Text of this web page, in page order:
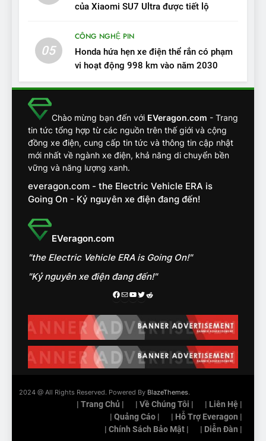
VinFast VF7 – Mẫu xe cá
ĐÁNH GIÁ XE
Chuyên gia tiết lộ bài test
đối về an toàn trên VinFast
VF8
ĐÁNH GIÁ XE
14
VinFast VF7 đang bỏ xa
như thế nào?
ĐÁNH GIÁ XE
15
trên ngàn dặm đường
CÔNG NGHỆ AI, TỰ LÁI, ADAS,
ROBOTAXI
ĐÁNH GIÁ XE
Chọn VinFast VF8 hay Santa
Fe, Fortuner ?
ĐÁNH GIÁ XE
Đánh giá nhanh Vinfast VF5
vừa ra mắt tại Việt Nam – có
gì đấu với đối thủ?
ĐÁNH GIÁ XE
của Xiaomi SU7 Ultra được tiết lộ
05
CÔNG NGHỆ PIN
Honda hứa hẹn xe điện thể rắn có phạm
vi hoạt động 998 km vào năm 2030
Chào mừng bạn đến với EVeragon.com - Trang
tin tức tổng hợp từ các nguồn trên thế giới và cộng
đồng xe điện, cung cấp tin tức và thông tin cập nhật
mới nhất về ngành xe điện, khả năng di chuyển bền
vững và năng lượng xanh.
everagon.com - the Electric Vehicle ERA is
Going On - Kỷ nguyên xe điện đang đến!
EVeragon.com
"the Electric Vehicle ERA is Going On!"
"Kỷ nguyên xe điện đang đến!"
Facebook
MailYoutube
Twitter
2024 @ All Rights Reserved. Powered By BlazeThemes.
| Trang Chủ | | Về Chúng Tôi |
| Liên Hệ |
| Quảng Cáo |
| Hỗ Trợ Everagon |
| Chính Sách Bảo Mật |
| Diễn Đàn |